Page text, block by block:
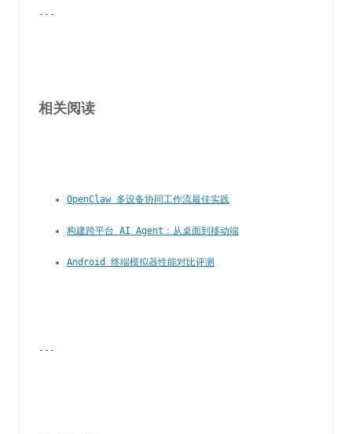
---
相关阅读
OpenClaw 多设备协同工作流最佳实践
构建跨平台 AI Agent：从桌面到移动端
Android 终端模拟器性能对比评测
---